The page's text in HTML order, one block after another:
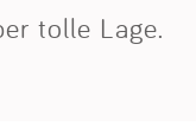
tolle Lage.